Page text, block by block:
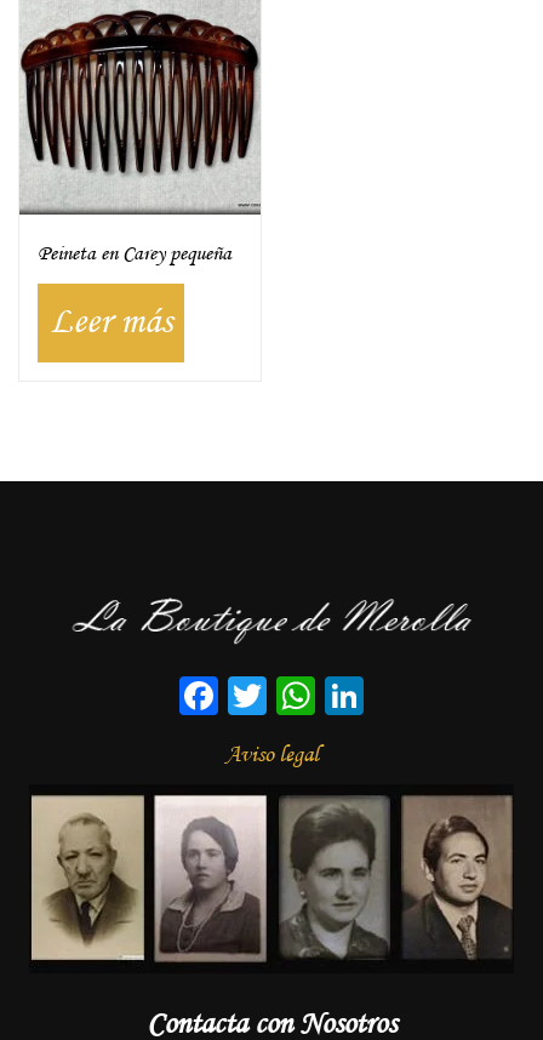
Peineta en Carey pequeña
Leer más
Facebook
TwitterWhatsApp
Aviso legal
Contacta con Nosotros